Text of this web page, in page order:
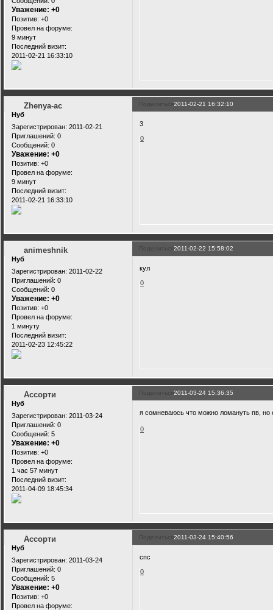
Уважение: +0
Позитив: +0
Провел на форуме:
9 минут
Последний визит:
2011-02-21 16:33:10
Поделиться2011-02-21 16:32:10
Zhenya-ac
Нуб
Зарегистрирован: 2011-02-21
Приглашений: 0
Сообщений: 0
Уважение: +0
Позитив: +0
Провел на форуме:
9 минут
Последний визит:
2011-02-21 16:33:10
3
0
Поделиться2011-02-22 15:58:02
animeshnik
Нуб
Зарегистрирован: 2011-02-22
Приглашений: 0
Сообщений: 0
Уважение: +0
Позитив: +0
Провел на форуме:
1 минуту
Последний визит:
2011-02-23 12:45:22
кул
0
Поделиться2011-03-24 15:36:35
Ассорти
Нуб
Зарегистрирован: 2011-03-24
Приглашений: 0
Сообщений: 5
Уважение: +0
Позитив: +0
Провел на форуме:
1 час 57 минут
Последний визит:
2011-04-09 18:45:34
я сомневаюсь что можно ломануть пв, но
0
Поделиться2011-03-24 15:40:56
Ассорти
Нуб
Зарегистрирован: 2011-03-24
Приглашений: 0
Сообщений: 5
Уважение: +0
Позитив: +0
Провел на форуме:
спс
0